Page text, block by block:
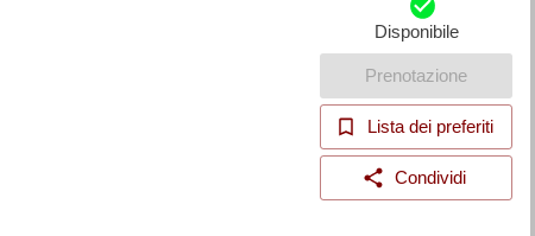
Disponibile
Prenotazione
Lista dei preferiti
Condividi